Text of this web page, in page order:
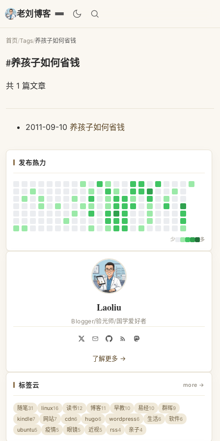
老刘博客
首页/Tags/养孩子如何省钱
#养孩子如何省钱
共 1 篇文章
2011-09-10 养孩子如何省钱
发布热力
少 多
Laoliu
Blogger/验光师/国学爱好者
了解更多 →
标签云 more →
随笔31 linux16 读书12 博客11 早教10 易经10 群晖9
kindle7 网站7 cdn6 hugo6 wordpress6 生活6 软件6
ubuntu5 疫情5 眼镜5 近视5 rss4 亲子4